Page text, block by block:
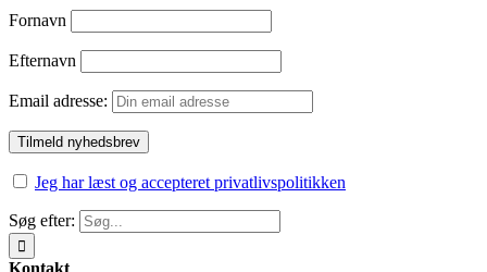
Fornavn
Efternavn
Email adresse:
Jeg har læst og accepteret privatlivspolitikken
Søg efter:
Kontakt